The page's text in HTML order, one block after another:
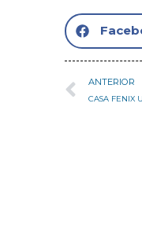
ANTERIOR
CASA FENIX